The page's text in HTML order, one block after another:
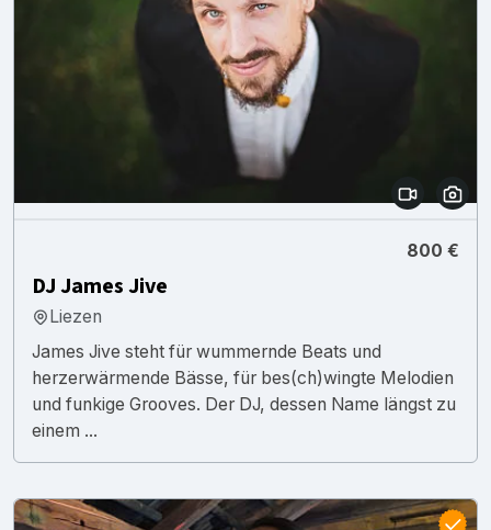
800 €
DJ James Jive
Liezen
James Jive steht für wummernde Beats und
herzerwärmende Bässe, für bes(ch)wingte Melodien
und funkige Grooves. Der DJ, dessen Name längst zu
einem ...